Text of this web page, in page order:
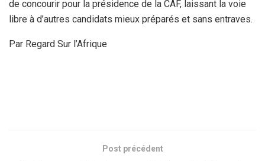
de concourir pour la présidence de la CAF, laissant la voie
libre à d’autres candidats mieux préparés et sans entraves.
Par Regard Sur l’Afrique
Post précédent